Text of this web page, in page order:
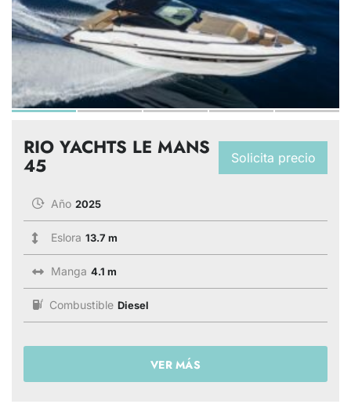
Solicita precio
RIO YACHTS LE MANS
45
Año 2025
Eslora 13.7 m
Manga 4.1 m
Combustible Diesel
VER MÁS